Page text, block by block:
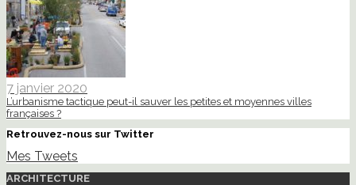
7 janvier 2020
L’urbanisme tactique peut-il sauver les petites et moyennes villes
françaises ?
Retrouvez-nous sur Twitter
Mes Tweets
ARCHITECTURE